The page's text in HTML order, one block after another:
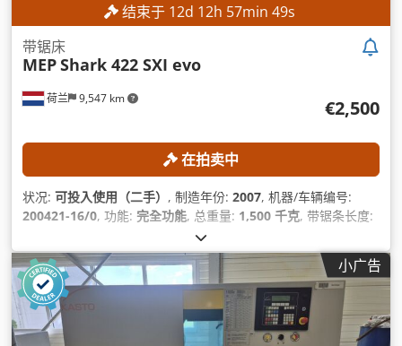
结束于 12d 12h 57min 47s
荷兰 9,547 km
带锯床
MEPShark 422 SXI evo
€2,500
在拍卖中
状况: 可投入使用（二手） , 制造年份: 2007, 机器/车辆编号:
200421-16/0, 功能: 完全功能, 总重量: 1,500 千克, 带锯条长度:
34 毫米,
小广告